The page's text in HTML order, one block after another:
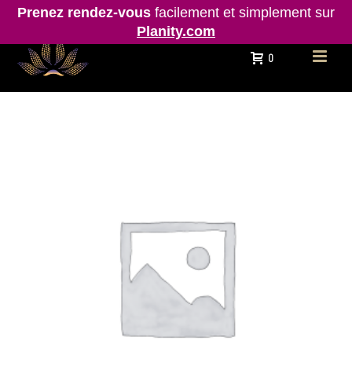
0
Prenez rendez-vous facilement et simplement sur
Planity.com